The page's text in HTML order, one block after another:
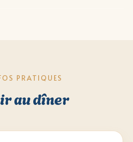
PRATIQUES
au dîner